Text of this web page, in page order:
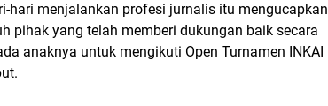
hari menjalankan profesi jurnalis itu mengucapkan
pihak yang telah memberi dukungan baik secara
anaknya untuk mengikuti Open Turnamen INKAI